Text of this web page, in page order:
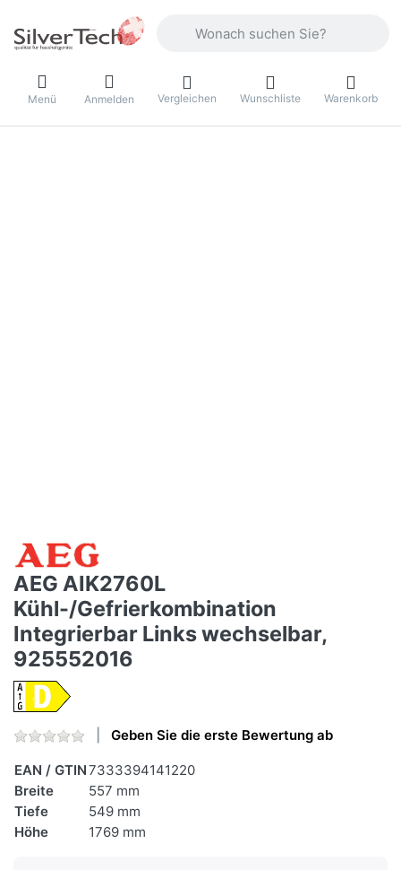
Menü Anmelden Vergleichen Wunschliste Warenkorb
AEG AIK2760L
Kühl-/Gefrierkombination
Integrierbar Links wechselbar,
925552016
Geben Sie die erste Bewertung ab
EAN / GTIN7333394141220
Breite
557 mm
Tiefe
549 mm
Höhe
1769 mm